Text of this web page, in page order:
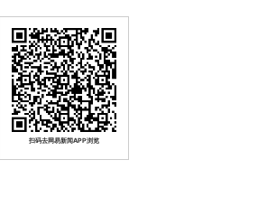
扫码去网易新闻APP浏览